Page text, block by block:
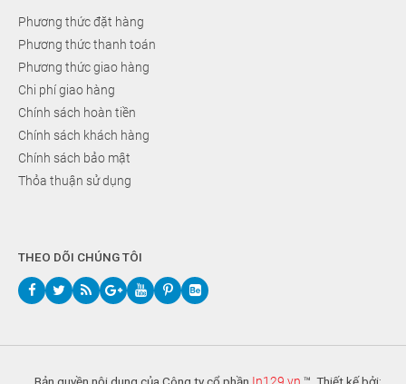
Phương thức đặt hàng
Phương thức thanh toán
Phương thức giao hàng
Chi phí giao hàng
Chính sách hoàn tiền
Chính sách khách hàng
Chính sách bảo mật
Thỏa thuận sử dụng
THEO DÕI CHÚNG TÔI